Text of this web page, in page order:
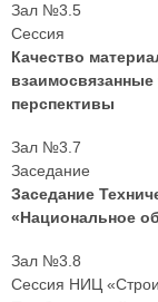
Зал №3.5
Сессия
Качество
перспективы
Зал №3.7
Заседание
Заседание
«Национальное
Зал №3.8
Сессия НИЦ